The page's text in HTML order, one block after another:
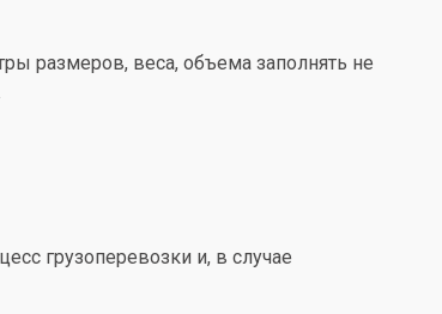
размеров, веса, объема заполнять не
грузоперевозки и, в случае